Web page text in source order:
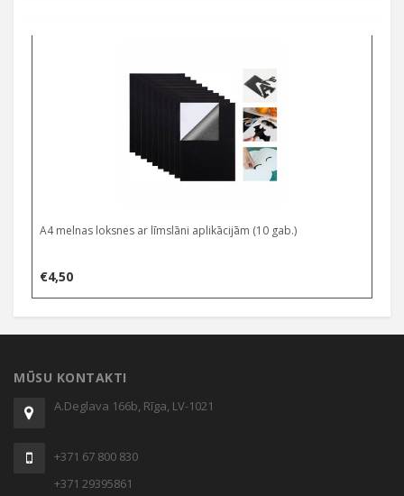
A4 melnas loksnes ar līmslāni aplikācijām (10 gab.)
€4,50
MŪSU KONTAKTI
A.Deglava 166b, Rīga, LV-1021
+371 67 800 830
+371 29395861